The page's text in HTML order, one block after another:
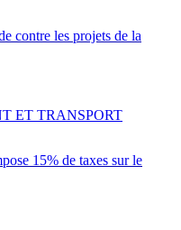
contre les projets de la
15% de taxes sur le
ET TRANSPORT